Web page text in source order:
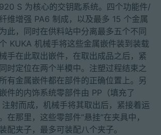
S 为核心的交钥匙系统。四个功能件/
维增强 PA6 制成，以及最多 15 个金属
此，同时在供料站中分离最多五个不同
KUKA 机械手将这些金属嵌件装到装载
手在此取出嵌件，在取出成品之后，紧
时定位在两个半模中。注塑过程结束之
有金属嵌件都在部件的正确位置上。另
件的内饰系统零部件由 PP（填充了
射而成，机械手将其取出后，紧接着运
在那里，这些零部件“悬挂”在夹具中，
配夹子，最多可装配八个夹子。